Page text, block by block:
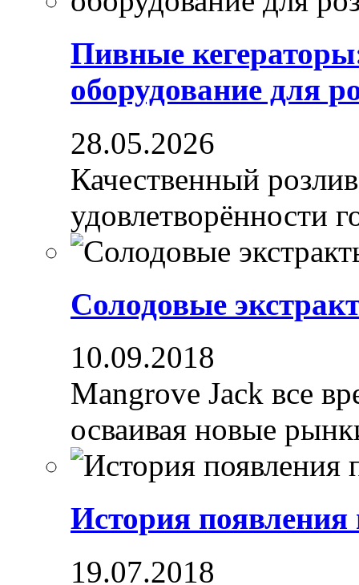
Пивные
оборудование для
28.05.2026
Качественный
удовлетворённости
Солодовые
10.09.2018
Mangrove Jack все
осваивая новые
История появления
19.07.2018